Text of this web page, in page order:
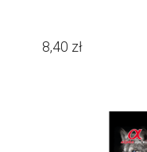
8,40 zł